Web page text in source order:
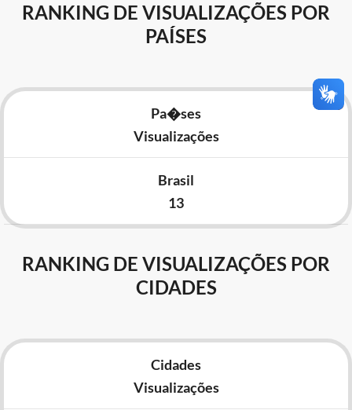
RANKING DE VISUALIZAÇÕES POR
PAÍSES
Pa�ses
Visualizações
Brasil
13
RANKING DE VISUALIZAÇÕES POR
CIDADES
Cidades
Visualizações